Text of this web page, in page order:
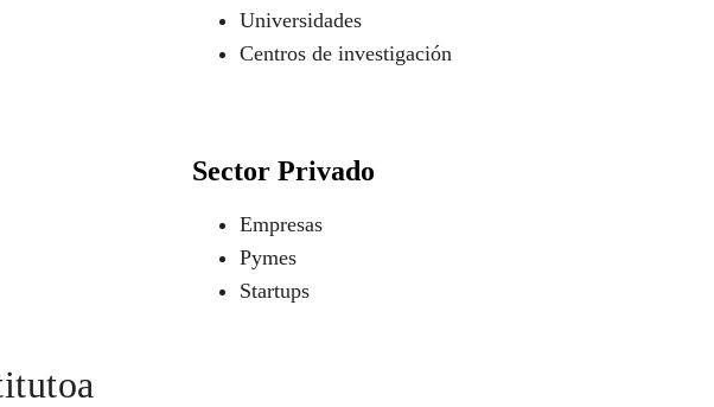
Universidades
Centros de investigación
Sector Privado
Empresas
Pymes
Startups